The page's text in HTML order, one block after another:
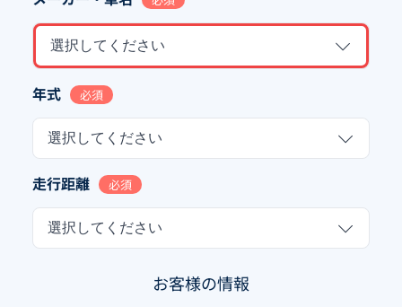
選択してください
年式 必須
選択してください
走行距離 必須
選択してください
お客様の情報